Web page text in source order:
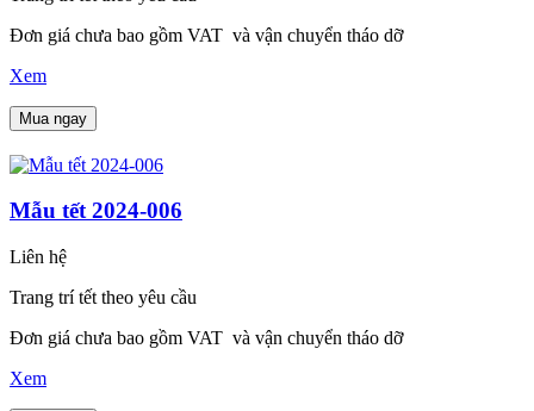
Đơn giá chưa bao gồm VAT và vận chuyển tháo dỡ
Xem
Mua ngay
Mẫu tết 2024-006
Liên hệ
Trang trí tết theo yêu cầu
Đơn giá chưa bao gồm VAT và vận chuyển tháo dỡ
Xem